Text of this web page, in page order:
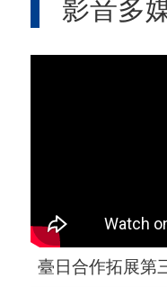
影音多
臺日合作拓展第